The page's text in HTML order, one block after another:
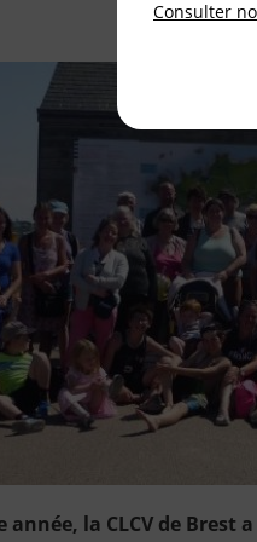
année, la CLCV de
Consulter